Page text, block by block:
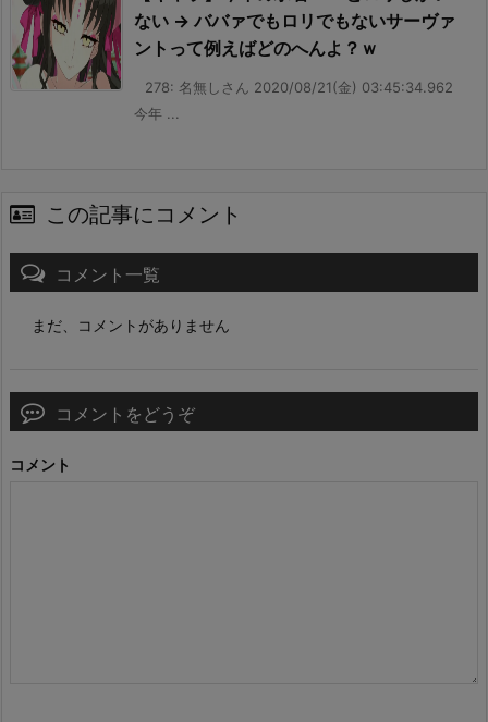
ない → ババァでもロリでもないサーヴァ
ントって例えばどのへんよ？ｗ
278: 名無しさん 2020/08/21(金) 03:45:34.962
今年 ...
この記事にコメント
コメント一覧
まだ、コメントがありません
コメントをどうぞ
コメント